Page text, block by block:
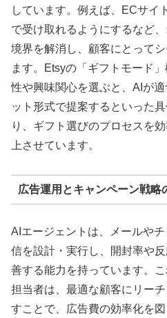
しています。例えば、ECサイ
で受け取れるようにするなど
境界を解消し、顧客にとって
ます。Etsyの「ギフトモード
性や興味関心を選ぶと、AIが
ット形式で提案するといった
り、ギフト選びのプロセスを
上させています。
広告運用とキャンペーン戦略
AIエージェントは、メールや
信を設計・実行し、開封率や
善する能力を持っています。
担当者は、最適な顧客にリー
すことで、広告費の効率化を